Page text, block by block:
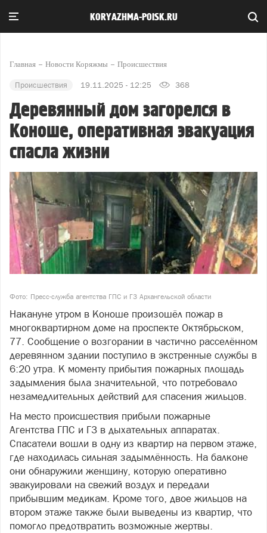
KORYAZHMA-POISK.RU
Главная Новости Коряжмы Происшествия
Происшествия 19.11.2025 - 12:25 368
Деревянный дом загорелся в
Коноше, оперативная эвакуация
спасла жизни
Фото: Пресс-служба агентства ГПС и ГЗ Архангельской области
Накануне утром в Коноше произошёл пожар в
многоквартирном доме на проспекте Октябрьском,
77. Сообщение о возгорании в частично расселённом
деревянном здании поступило в экстренные службы в
6:20 утра. К моменту прибытия пожарных площадь
задымления была значительной, что потребовало
незамедлительных действий для спасения жильцов.
На место происшествия прибыли пожарные
Агентства ГПС и ГЗ в дыхательных аппаратах.
Спасатели вошли в одну из квартир на первом этаже,
где находилась сильная задымлённость. На балконе
они обнаружили женщину, которую оперативно
эвакуировали на свежий воздух и передали
прибывшим медикам. Кроме того, двое жильцов на
втором этаже также были выведены из квартир, что
помогло предотвратить возможные жертвы.